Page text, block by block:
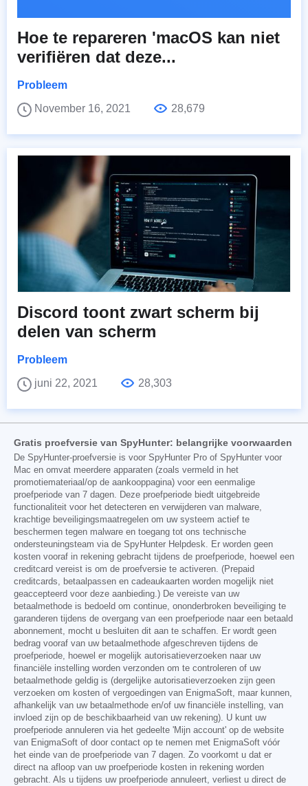
Hoe te repareren 'macOS kan niet
verifiëren dat deze...
Probleem
November 16, 2021
28,679
Discord toont zwart scherm bij
delen van scherm
Probleem
juni 22, 2021
28,303
Gratis proefversie van SpyHunter: belangrijke voorwaarden
De SpyHunter-proefversie is voor SpyHunter Pro of SpyHunter voor
Mac en omvat meerdere apparaten (zoals vermeld in het
promotiemateriaal/op de aankooppagina) voor een eenmalige
proefperiode van 7 dagen. Deze proefperiode biedt uitgebreide
functionaliteit voor het detecteren en verwijderen van malware,
krachtige beveiligingsmaatregelen om uw systeem actief te
beschermen tegen malware en toegang tot ons technische
ondersteuningsteam via de SpyHunter Helpdesk. Er worden geen
kosten vooraf in rekening gebracht tijdens de proefperiode, hoewel een
creditcard vereist is om de proefversie te activeren. (Prepaid
creditcards, betaalpassen en cadeaukaarten worden mogelijk niet
geaccepteerd voor deze aanbieding.) De vereiste van uw
betaalmethode is bedoeld om continue, ononderbroken beveiliging te
garanderen tijdens de overgang van een proefperiode naar een betaald
abonnement, mocht u besluiten dit aan te schaffen. Er wordt geen
bedrag vooraf van uw betaalmethode afgeschreven tijdens de
proefperiode, hoewel er mogelijk autorisatieverzoeken naar uw
financiële instelling worden verzonden om te controleren of uw
betaalmethode geldig is (dergelijke autorisatieverzoeken zijn geen
verzoeken om kosten of vergoedingen van EnigmaSoft, maar kunnen,
afhankelijk van uw betaalmethode en/of uw financiële instelling, van
invloed zijn op de beschikbaarheid van uw rekening). U kunt uw
proefperiode annuleren via het gedeelte 'Mijn account' op de website
van EnigmaSoft of door contact op te nemen met EnigmaSoft vóór
het einde van de proefperiode van 7 dagen. Zo voorkomt u dat er
direct na afloop van uw proefperiode kosten in rekening worden
gebracht. Als u tijdens uw proefperiode annuleert, verliest u direct de